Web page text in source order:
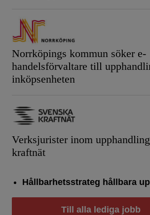
Norrköpings kommun söker e-
handelsförvaltare till
inköpsenheten
Verksjurister inom
kraftnät
Hållbarhetsstrateg hållbara
Till alla lediga jobb